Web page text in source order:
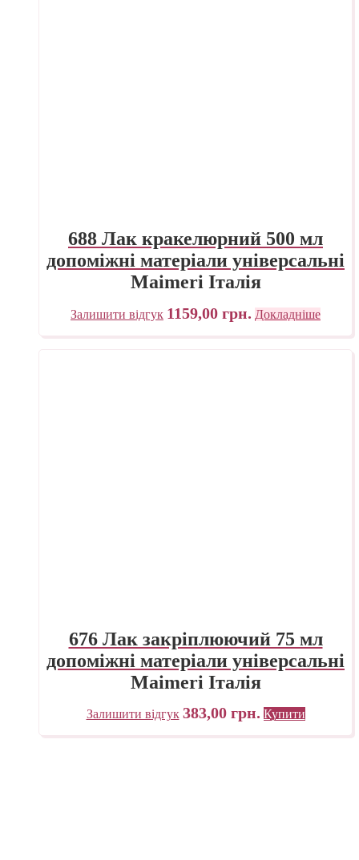
688 Лак кракелюрний 500 мл
допоміжні матеріали універсальні
Maimeri Італія
Залишити відгук 1159,00 грн. Докладніше
676 Лак закріплюючий 75 мл
допоміжні матеріали універсальні
Maimeri Італія
Залишити відгук 383,00 грн. Купити